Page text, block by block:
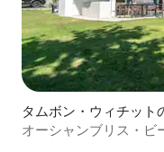
タムボン・ウィチット
オーシャンブリス・ビ